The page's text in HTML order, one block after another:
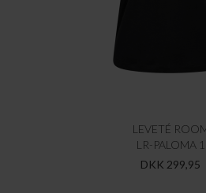
LEVETÉ
LR-PALOMA 1
DKK 299,95